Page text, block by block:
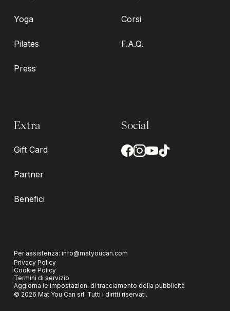
Yoga
Pilates
Press
Corsi
F.A.Q.
Extra
Gift Card
Partner
Benefici
Social
Per assistenza: info@matyoucan.com
Privacy Policy
Cookie Policy
Termini di servizio
Aggiorna le impostazioni di tracciamento della pubblicità
© 2026 Mat You Can srl. Tutti i diritti riservati.